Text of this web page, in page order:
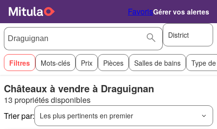
FavorisGérer vos alertes
District
Filtres Mots-clés Prix Pièces Salles de bains Type
Châteaux à vendre à Draguignan
13 propriétés disponibles
Trier par:
Les plus pertinents en premier